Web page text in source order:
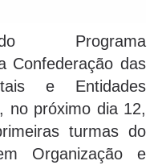
Confederação das
e Entidades
no próximo dia 12,
turmas do
Organização e